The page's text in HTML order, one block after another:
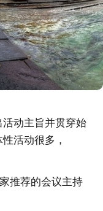
动主旨并贯穿始
活动很多，
推荐的会议主持